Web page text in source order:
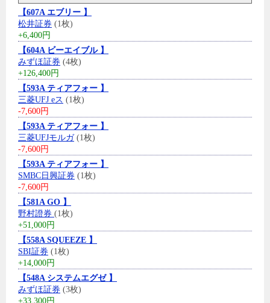
【607A エブリー 】
松井証券 (1枚)
+6,400円
【604A ビーエイブル 】
みずほ証券 (4枚)
+126,400円
【593A ティアフォー 】
三菱UFJ eス (1枚)
-7,600円
【593A ティアフォー 】
三菱UFJモルガ(1枚)
-7,600円
【593A ティアフォー 】
SMBC日興証券 (1枚)
-7,600円
【581A GO 】
野村證券 (1枚)
+51,000円
【558A SQUEEZE 】
SBI証券 (1枚)
+14,000円
【548A システムエグゼ 】
みずほ証券 (3枚)
+33,300円